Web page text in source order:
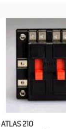
ATLAS 210